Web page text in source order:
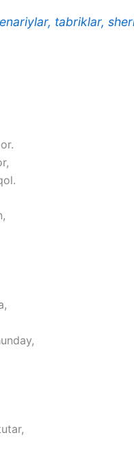
tabriklar,